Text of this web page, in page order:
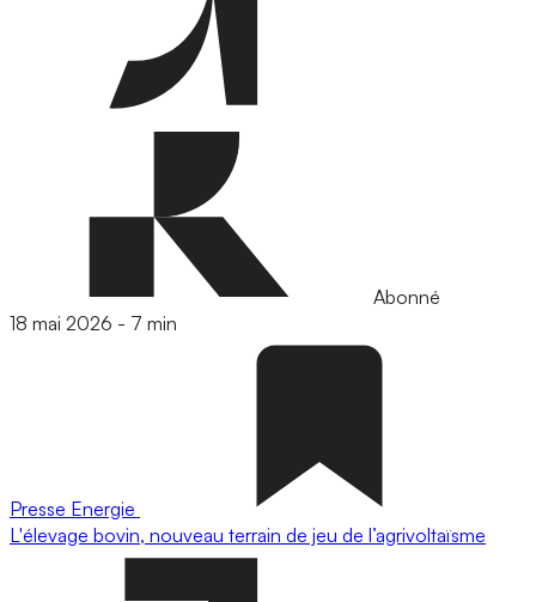
Abonné
18 mai 2026 - 7 min
Presse Energie
L'élevage bovin, nouveau terrain de jeu de l’agrivoltaïsme